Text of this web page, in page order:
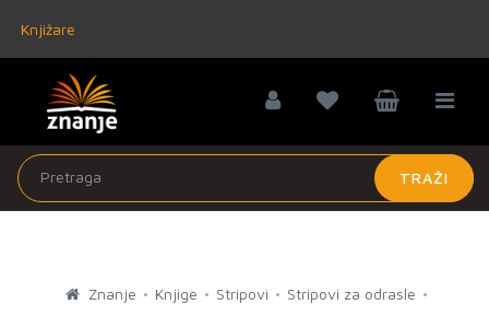
Knjižare
TRAŽI
Znanje Knjige Stripovi Stripovi za odrasle